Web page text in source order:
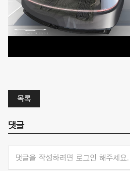
목록
댓글
댓글을 작성하려면 로그인 해주세요.